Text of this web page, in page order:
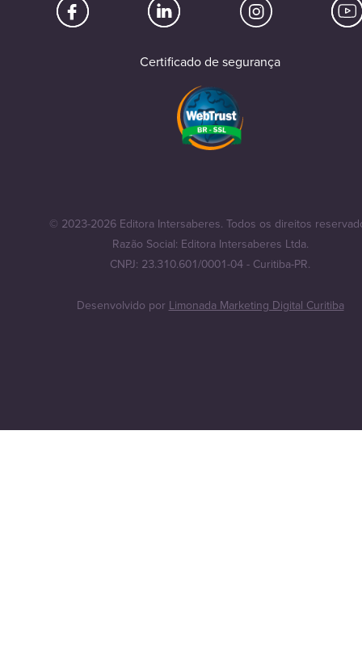
Certificado de segurança
© 2023-2026 Editora Intersaberes. Todos os direitos
Razão Social: Editora Intersaberes Ltda.
CNPJ: 23.310.601/0001-04 - Curitiba-PR.
Desenvolvido porLimonada Marketing Digital Curitiba